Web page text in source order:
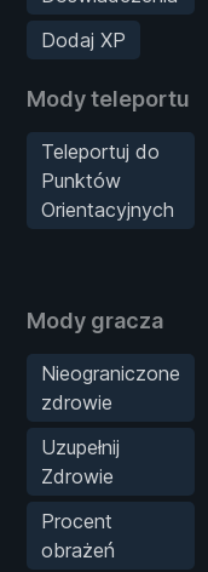
Dodaj XP
Mody teleportu
Teleportuj do
Punktów
Orientacyjnych
Mody gracza
Nieograniczone
zdrowie
Uzupełnij
Zdrowie
Procent
obrażeń